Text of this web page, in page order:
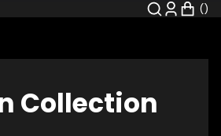
Collection